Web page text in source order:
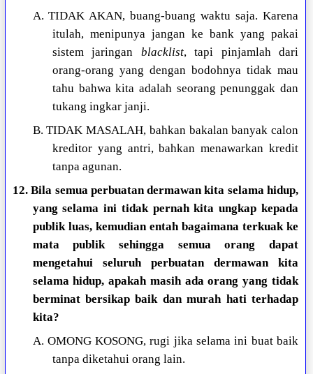
A. TIDAK AKAN, buang-buang waktu saja. Karena
itulah, menipunya jangan ke bank yang pakai
sistem jaringan blacklist, tapi pinjamlah dari
orang-orang yang dengan bodohnya tidak mau
tahu bahwa kita adalah seorang penunggak dan
tukang ingkar janji.
B. TIDAK MASALAH, bahkan bakalan banyak calon
kreditor yang antri, bahkan menawarkan kredit
tanpa agunan.
12. Bila semua perbuatan dermawan kita selama hidup,
yang selama ini tidak pernah kita ungkap kepada
publik luas, kemudian entah bagaimana terkuak ke
mata publik sehingga semua orang dapat
mengetahui seluruh perbuatan dermawan kita
selama hidup, apakah masih ada orang yang tidak
berminat bersikap baik dan murah hati terhadap
kita?
A. OMONG KOSONG, rugi jika selama ini buat baik
tanpa diketahui orang lain.